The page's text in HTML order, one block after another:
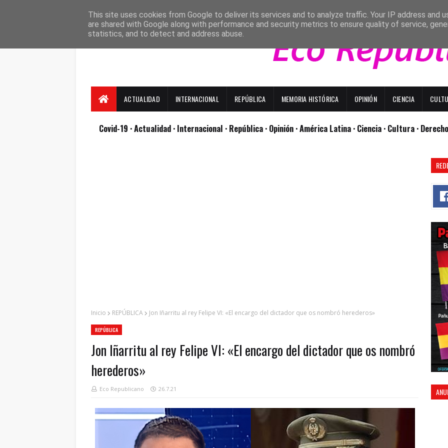
ACTUALIDAD INTERNACIONAL REPÚBLICA MEMORIA HISTÓRICA OPINIÓN CIENCIA
Covid-19 · Actualidad · Internacional · República · Opinión · América Latina · Ciencia · Cultura ·
Inicio REPÚBLICA Jon Iñarritu al rey Felipe VI: «El encargo del dictador que os nombró herederos»
REPÚBLICA
Jon Iñarritu al rey Felipe VI: «El encargo del dictador que os nombró
herederos»
Eco Republicano 26.7.21
This site uses cookies from Google to deliver its services and to analyze traffic. Your IP address and
are shared with Google along with performance and security metrics to ensure quality of service,
statistics, and to detect and address abuse.